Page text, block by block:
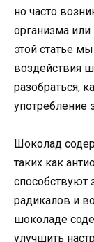
но часто
организма
этой статье
воздействия
разобраться,
употребление
Шоколад
таких как
способствуют
радикалов и
шоколаде
улучшить